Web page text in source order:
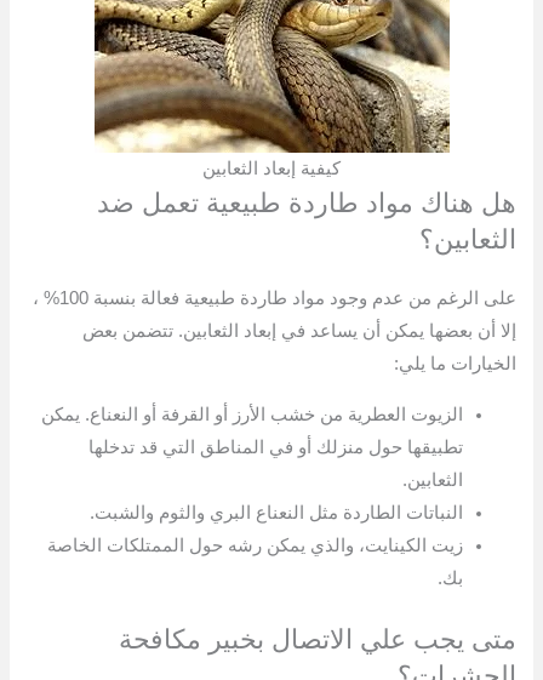
كيفية إبعاد الثعابين
هل هناك مواد طاردة طبيعية تعمل ضد
الثعابين؟
على الرغم من عدم وجود مواد طاردة طبيعية فعالة بنسبة 100% ،
إلا أن بعضها يمكن أن يساعد في إبعاد الثعابين. تتضمن بعض
الخيارات ما يلي:
الزيوت العطرية من خشب الأرز أو القرفة أو النعناع. يمكن
تطبيقها حول منزلك أو في المناطق التي قد تدخلها
الثعابين.
النباتات الطاردة مثل النعناع البري والثوم والشبت.
زيت الكينايت، والذي يمكن رشه حول الممتلكات الخاصة
بك.
متى يجب علي الاتصال بخبير مكافحة